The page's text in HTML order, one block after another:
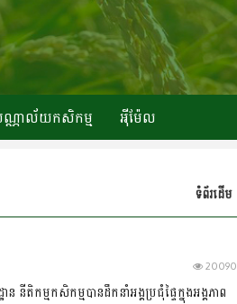
ណ្ណាល័យកសិកម្ម អ៉ីម៉ែល
ទំព័រដើម
20090
តិកម្មកសិកម្មបានដឹកនាំអង្គប្រជុំផ្ទៃក្នុងអង្គភាព